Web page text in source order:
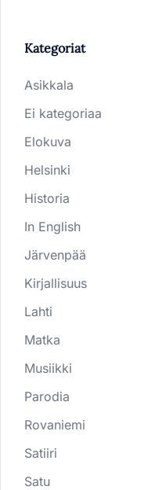
Kategoriat
Asikkala
Ei kategoriaa
Elokuva
Helsinki
Historia
In English
Järvenpää
Kirjallisuus
Lahti
Matka
Musiikki
Parodia
Rovaniemi
Satiiri
Satu